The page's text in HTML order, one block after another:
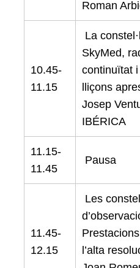
Roman
10.45-
11.15
La
SkyMed,
continuïtat i
lliçons
Josep
IBÉRICA
11.15-
11.45
Pausa
11.45-
12.15
Les
l’alta